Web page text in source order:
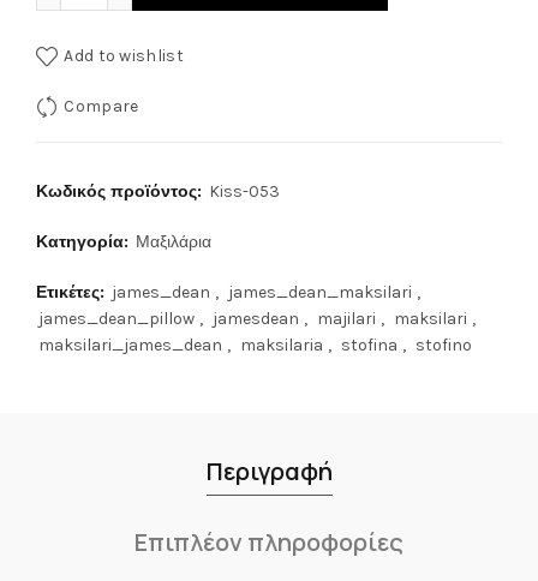
Add to wishlist
Compare
Κωδικός προϊόντος: Kiss-053
Κατηγορία: Μαξιλάρια
Ετικέτες: james_dean , james_dean_maksilari ,
james_dean_pillow , jamesdean , majilari , maksilari ,
maksilari_james_dean , maksilaria , stofina , stofino
Περιγραφή
Επιπλέον πληροφορίες